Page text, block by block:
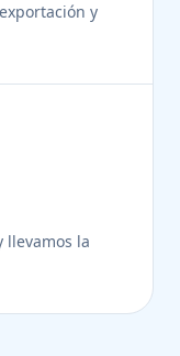
y
llevamos la